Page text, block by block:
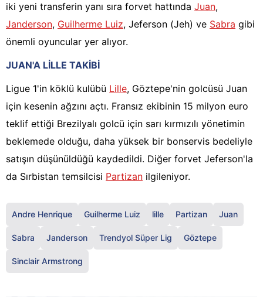
iki yeni transferin yanı sıra forvet hattında Juan,
Janderson, Guilherme Luiz, Jeferson (Jeh) ve Sabra gibi
önemli oyuncular yer alıyor.
JUAN'A LİLLE TAKİBİ
Ligue 1'in köklü kulübü Lille, Göztepe'nin golcüsü Juan
için kesenin ağzını açtı. Fransız ekibinin 15 milyon euro
teklif ettiği Brezilyalı golcü için sarı kırmızılı yönetimin
beklemede olduğu, daha yüksek bir bonservis bedeliyle
satışın düşünüldüğü kaydedildi. Diğer forvet Jeferson'la
da Sırbistan temsilcisi Partizan ilgileniyor.
Andre Henrique Guilherme Luiz lille Partizan Juan
Sabra Janderson Trendyol Süper Lig Göztepe
Sinclair Armstrong